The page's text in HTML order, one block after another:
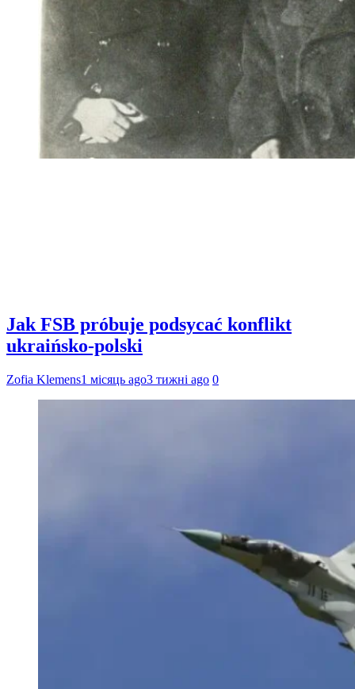
Jak FSB próbuje podsycać konflikt
ukraińsko-polski
Zofia Klemens1 місяць ago3 тижні ago 0